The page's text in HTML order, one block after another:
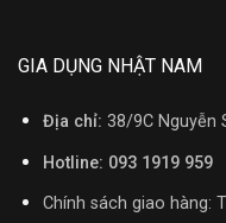
GIA DỤNG NHẬT NAM
Địa chỉ: 38/9C Nguyễn
Hotline: 093 1919 959
Chính sách giao hàng: